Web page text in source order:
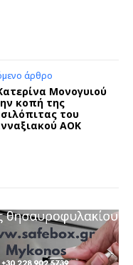
άρθρο
Μονογυιού
κοπή της
του
ΑΟΚ